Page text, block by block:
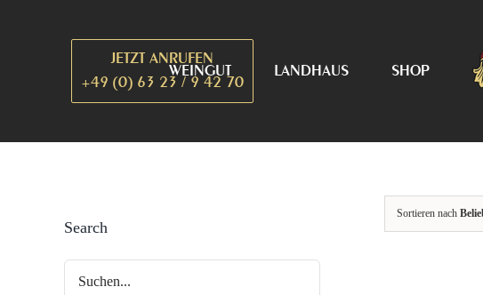
JETZT ANRUFEN
+49 (0) 63 23 / 9 42 70
WEINGUT LANDHAUS SHOP
Sortieren nach
Search